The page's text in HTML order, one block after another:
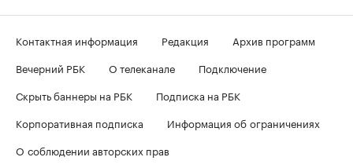
Контактная информация Редакция
Архив программ
Вечерний РБК
О телеканале
Подключение
Скрыть баннеры на РБК
Подписка на РБК
Корпоративная подписка
Информация об ограничениях
О соблюдении авторских прав